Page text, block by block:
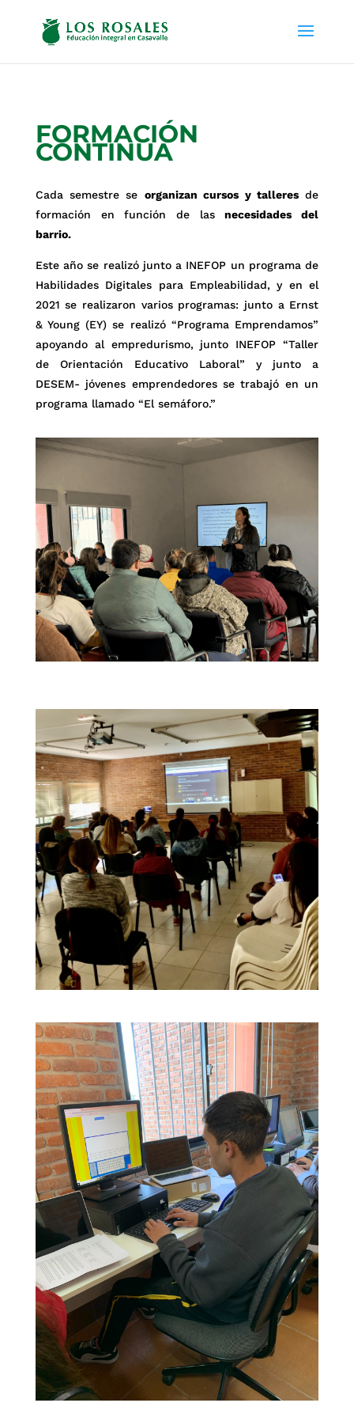
FORMACIÓN
CONTINUA
Cada semestre se organizan cursos y talleresde
formación en función de lasnecesidades del
barrio.
Este año se realizó junto a INEFOP un programa de
Habilidades Digitales para Empleabilidad, y en el
2021 se realizaron varios programas: junto a Ernst
& Young (EY) se realizó “Programa Emprendamos”
apoyando al empredurismo, junto INEFOP “Taller
de Orientación Educativo Laboral” y junto a
DESEM- jóvenes emprendedores se trabajó en un
programa llamado “El semáforo.”